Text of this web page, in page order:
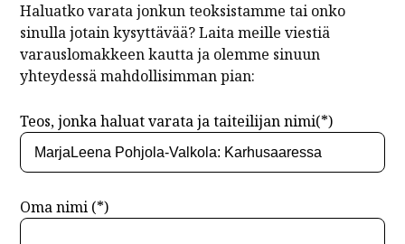
Haluatko varata jonkun teoksistamme tai onko
sinulla jotain kysyttävää? Laita meille viestiä
varauslomakkeen kautta ja olemme sinuun
yhteydessä mahdollisimman pian:
Teos, jonka haluat varata ja taiteilijan nimi(*)
Oma nimi (*)